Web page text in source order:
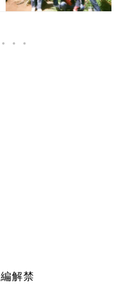
解禁